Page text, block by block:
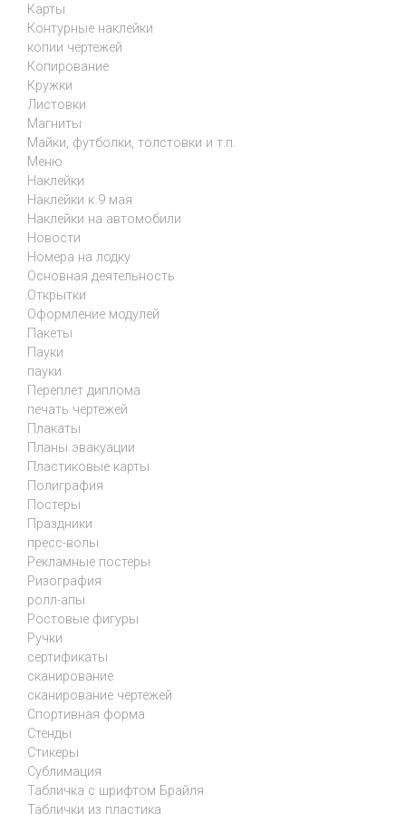
Карты
Контурные наклейки
копии чертежей
Копирование
Кружки
Листовки
Магниты
Майки, футболки, толстовки и т.п.
Меню
Наклейки
Наклейки к 9 мая
Наклейки на автомобили
Новости
Номера на лодку
Основная деятельность
Открытки
Оформление модулей
Пакеты
Пауки
пауки
Переплет диплома
печать чертежей
Плакаты
Планы эвакуации
Пластиковые карты
Полиграфия
Постеры
Праздники
пресс-волы
Рекламные постеры
Ризография
ролл-апы
Ростовые фигуры
Ручки
сертификаты
сканирование
сканирование чертежей
Спортивная форма
Стенды
Стикеры
Сублимация
Табличка с шрифтом Брайля
Таблички из пластика